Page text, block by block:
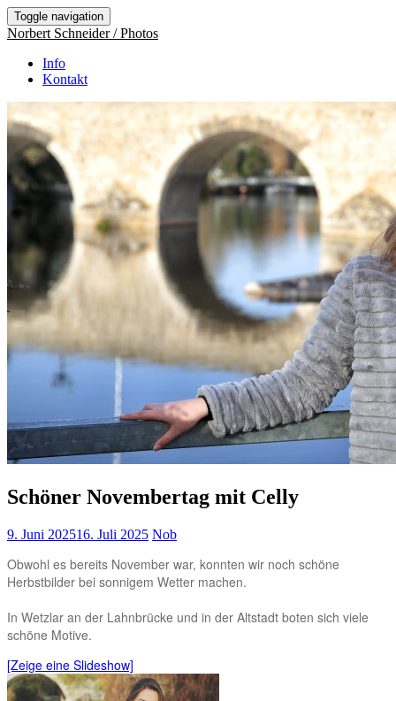
Toggle navigation
Norbert Schneider / Photos
Info
Kontakt
Schöner Novembertag mit Celly
9. Juni 202516. Juli 2025 Nob
Obwohl es bereits November war, konnten wir noch schöne
Herbstbilder bei sonnigem Wetter machen.
In Wetzlar an der Lahnbrücke und in der Altstadt boten sich viele
schöne Motive.
[Zeige eine Slideshow]